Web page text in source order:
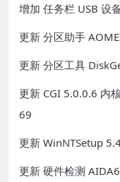
增加 任务栏 USB 设
更新 分区助手
更新 分区工具
更新 CGI 5.0.0.6 内
69
更新 WinNTSetup
更新 硬件检测